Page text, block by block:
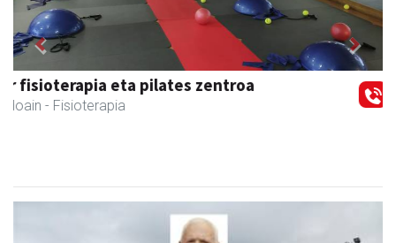
Urnietako AEK euskaltegia
Urnieta - Euskaltegiak
Previous Next